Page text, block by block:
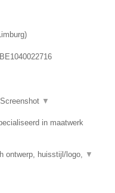
)
BE1040022716
Screenshot ▼
in maatwerk
ontwerp, huisstijl/logo, ▼